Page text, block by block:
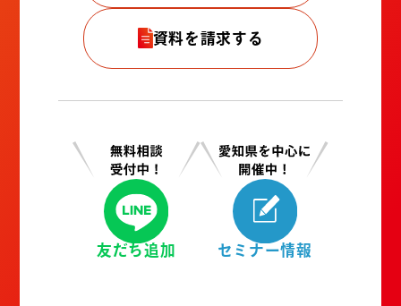
資料を請求する
友だち追加 セミナー情報